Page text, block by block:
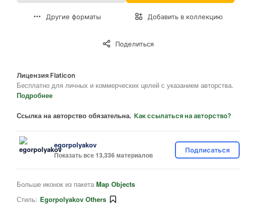
Другие форматы Добавить в коллекцию
Поделиться
Лицензия Flaticon
Бесплатно для личных и коммерческих целей с указанием авторства.
Подробнее
Ссылка на авторство обязательна. Как ссылаться на авторство?
egorpolyakov
Показать все 13,336 материалов
Подписаться
Больше иконок из пакета Map Objects
Стиль: Egorpolyakov Others